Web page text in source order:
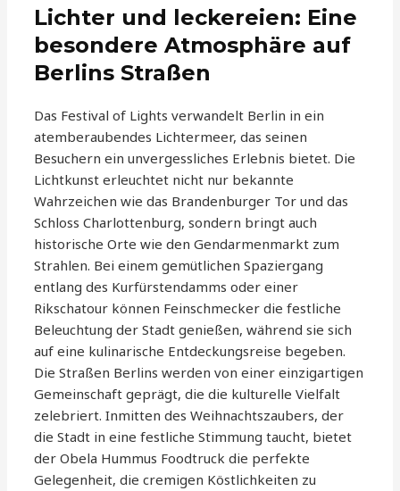
Lichter und leckereien: Eine
besondere Atmosphäre auf
Berlins Straßen
Das Festival of Lights verwandelt Berlin in ein
atemberaubendes Lichtermeer, das seinen
Besuchern ein unvergessliches Erlebnis bietet. Die
Lichtkunst erleuchtet nicht nur bekannte
Wahrzeichen wie das Brandenburger Tor und das
Schloss Charlottenburg, sondern bringt auch
historische Orte wie den Gendarmenmarkt zum
Strahlen. Bei einem gemütlichen Spaziergang
entlang des Kurfürstendamms oder einer
Rikschatour können Feinschmecker die festliche
Beleuchtung der Stadt genießen, während sie sich
auf eine kulinarische Entdeckungsreise begeben.
Die Straßen Berlins werden von einer einzigartigen
Gemeinschaft geprägt, die die kulturelle Vielfalt
zelebriert. Inmitten des Weihnachtszaubers, der
die Stadt in eine festliche Stimmung taucht, bietet
der Obela Hummus Foodtruck die perfekte
Gelegenheit, die cremigen Köstlichkeiten zu